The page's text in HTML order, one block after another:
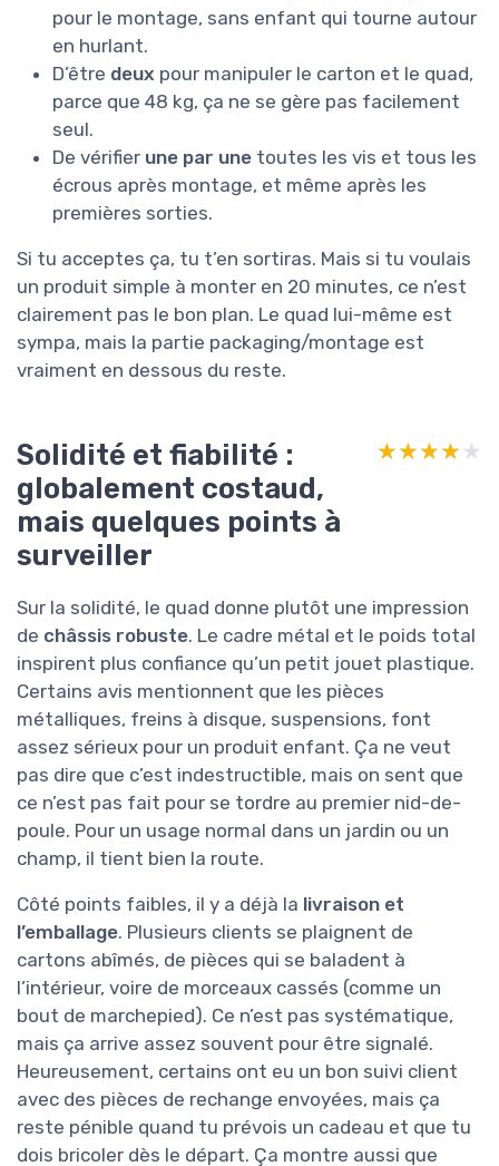
pour le montage, sans enfant qui tourne autour
en hurlant.
D’être deux pour manipuler le carton et le quad,
parce que 48 kg, ça ne se gère pas facilement
seul.
De vérifier une par une toutes les vis et tous les
écrous après montage, et même après les
premières sorties.
Si tu acceptes ça, tu t’en sortiras. Mais si tu voulais
un produit simple à monter en 20 minutes, ce n’est
clairement pas le bon plan. Le quad lui-même est
sympa, mais la partie packaging/montage est
vraiment en dessous du reste.
Solidité et fiabilité :
globalement costaud,
mais quelques points à
surveiller
★★★★★
★★★★★
Sur la solidité, le quad donne plutôt une impression
de châssis robuste. Le cadre métal et le poids total
inspirent plus confiance qu’un petit jouet plastique.
Certains avis mentionnent que les pièces
métalliques, freins à disque, suspensions, font
assez sérieux pour un produit enfant. Ça ne veut
pas dire que c’est indestructible, mais on sent que
ce n’est pas fait pour se tordre au premier nid-de-
poule. Pour un usage normal dans un jardin ou un
champ, il tient bien la route.
Côté points faibles, il y a déjà la livraison et
l’emballage. Plusieurs clients se plaignent de
cartons abîmés, de pièces qui se baladent à
l’intérieur, voire de morceaux cassés (comme un
bout de marchepied). Ce n’est pas systématique,
mais ça arrive assez souvent pour être signalé.
Heureusement, certains ont eu un bon suivi client
avec des pièces de rechange envoyées, mais ça
reste pénible quand tu prévois un cadeau et que tu
dois bricoler dès le départ. Ça montre aussi que